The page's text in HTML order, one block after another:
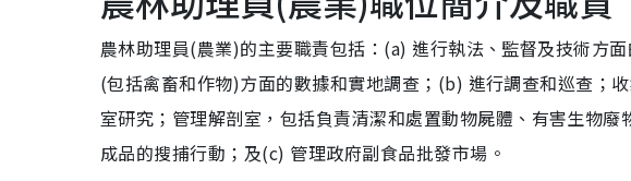
農林助理員(農業)的主要職責包括：(a) 進行執法、監督及技術方
(包括禽畜和作物)方面的數據和實地調查；(b) 進行調查和巡查；
室研究；管理解剖室，包括負責清潔和處置動物屍體、有害生物
成品的搜捕行動；及(c) 管理政府副食品批發市場。